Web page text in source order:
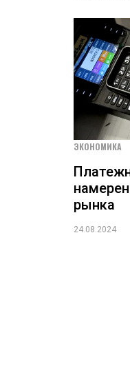
ЭКОНОМИКА
рынка
24.08.2024